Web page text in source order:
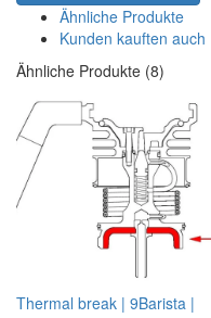
Ähnliche Produkte
Kunden kauften auch
Ähnliche Produkte (8)
Thermal break | 9Barista |